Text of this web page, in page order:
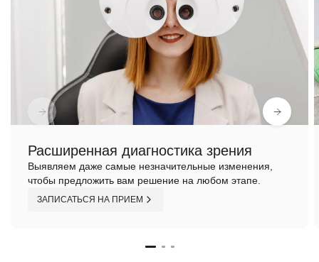
Расширенная диагностика зрения
Выявляем даже самые незначительные изменения,
чтобы предложить вам решение на любом этапе.
ЗАПИСАТЬСЯ НА ПРИЕМ